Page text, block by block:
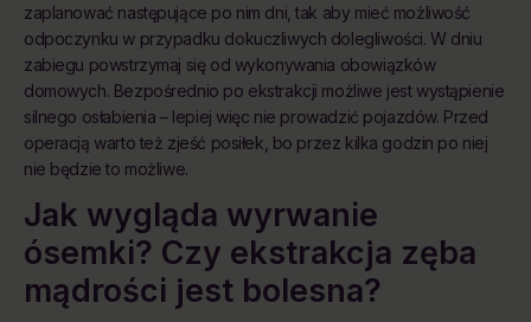
zaplanować następujące po nim dni, tak aby mieć możliwość
odpoczynku w przypadku dokuczliwych dolegliwości. W dniu
zabiegu powstrzymaj się od wykonywania obowiązków
domowych. Bezpośrednio po ekstrakcji możliwe jest wystąpienie
silnego osłabienia – lepiej więc nie prowadzić pojazdów. Przed
operacją warto też zjeść posiłek, bo przez kilka godzin po niej
nie będzie to możliwe.
Jak wygląda wyrwanie
ósemki? Czy ekstrakcja zęba
mądrości jest bolesna?